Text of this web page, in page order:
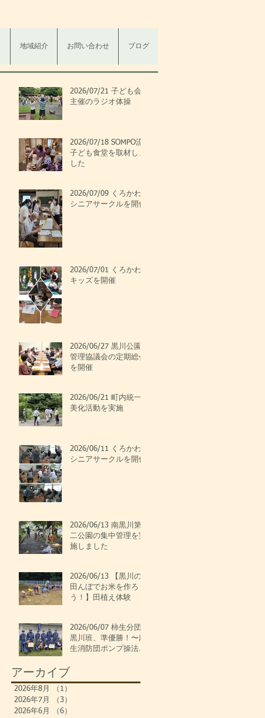
地域紹介 お問い合わせ ブログ
2026/07/21 子ども会
主催のラジオ体操
2026/07/18 SOMPO流
子ども食堂を取材しま
した
2026/07/09 くろかわ
シニアサークルを開催
2026/07/01 くろかわ
キッズを開催
2026/06/27 黒川公園
管理協議会の定期総会
を開催
2026/06/21 町内統一
美化活動を実施
2026/06/11 くろかわ
シニアサークルを開催
2026/06/13 南黒川第
二公園の集中管理を実
施しました
2026/06/13 【黒川の
田んぼでお米を作ろ
う！】田植え体験
2026/06/07 柿生分団
黒川班、準優勝！〜麻
生消防団ポンプ操法大
アーカイブ
2026年8月 （1）
2026年7月
（3）
2026年6月
（6）